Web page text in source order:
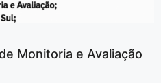
Monitoria e Avaliação